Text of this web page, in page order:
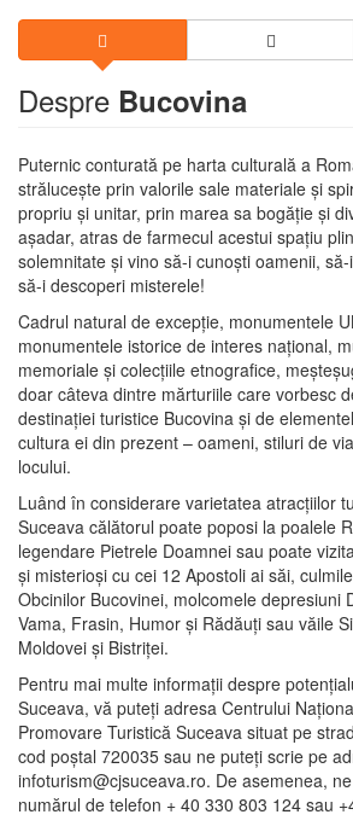
Despre Bucovina
Puternic conturată pe harta culturală a
străluceşte prin valorile sale materiale şi
propriu şi unitar, prin marea sa bogăţie şi
aşadar, atras de farmecul acestui spaţiu
solemnitate şi vino să-i cunoşti oamenii,
să-i descoperi misterele!
Cadrul natural de excepţie, monumentele
monumentele istorice de interes naţional,
memoriale şi colecţiile etnografice,
doar câteva dintre mărturiile care vorbesc
destinaţiei turistice Bucovina şi de
cultura ei din prezent – oameni, stiluri de
locului.
Luând în considerare varietatea atracţiilor
Suceava călătorul poate poposi la poalele
legendare Pietrele Doamnei sau poate
şi misterioşi cu cei 12 Apostoli ai săi,
Obcinilor Bucovinei, molcomele depresiuni
Vama, Frasin, Humor şi Rădăuţi sau văile
Moldovei şi Bistriţei.
Pentru mai multe informaţii despre
Suceava, vă puteţi adresa Centrului
Promovare Turistică Suceava situat pe
cod poştal 720035 sau ne puteţi scrie pe
infoturism@cjsuceava.ro. De asemenea,
numărul de telefon + 40 330 803 124 sau